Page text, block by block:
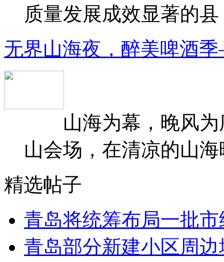
质量发展成效显著的
无界山海夜，醉美啤酒
山海为幕，晚风为
山会场，在清凉的山
精选帖子
青岛将统筹布局一批市
青岛部分新建小区周